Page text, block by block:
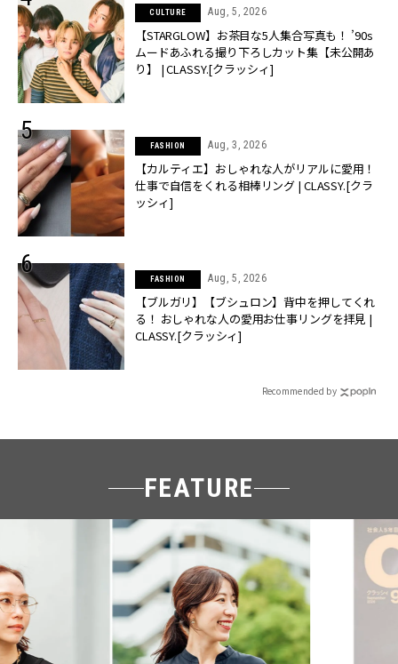
CULTURE Aug, 5, 2026
【STARGLOW】お茶目な5人集合写真も！ ’90s
ムードあふれる撮り下ろしカット集【未公開あ
り】 | CLASSY.[クラッシィ]
FASHION Aug, 3, 2026
【カルティエ】おしゃれな人がリアルに愛用！
仕事で自信をくれる相棒リング | CLASSY.[クラ
ッシィ]
FASHION Aug, 5, 2026
【ブルガリ】【ブシュロン】背中を押してくれ
る！ おしゃれな人の愛用お仕事リングを拝見 |
CLASSY.[クラッシィ]
Recommended by
FEATURE